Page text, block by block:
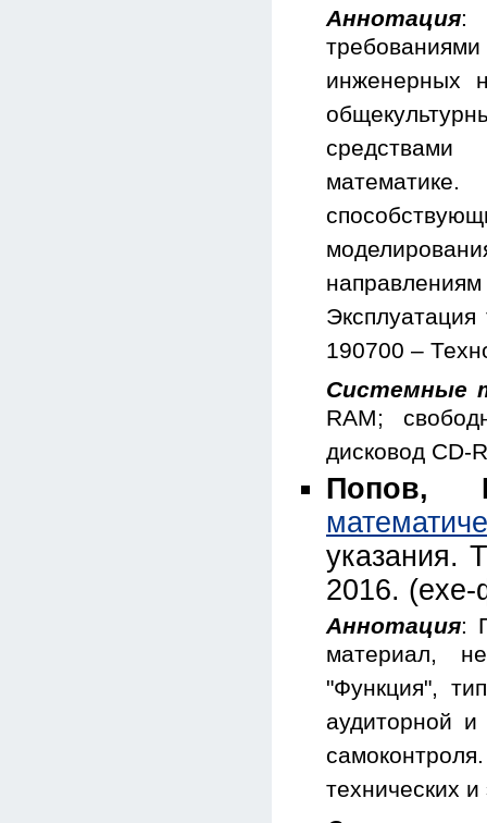
Аннотация:
инженерных
средствами
190700 –
Системные
RAM;
дисковод
Попов,
указания.
2016.
Аннотация:
материал,
"Функция",
аудиторной
технических